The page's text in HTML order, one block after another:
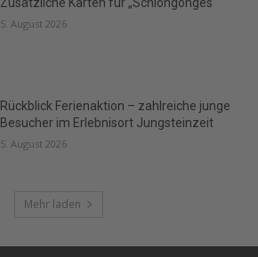
5. August 2026
Rückblick Ferienaktion – zahlreiche junge
Besucher im Erlebnisort Jungsteinzeit
5. August 2026
Mehr laden